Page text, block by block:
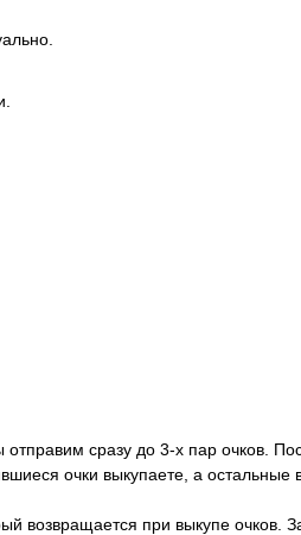
сразу до 3-х пар очков.
очки выкупаете, а остальные
возвращается при выкупе очков.